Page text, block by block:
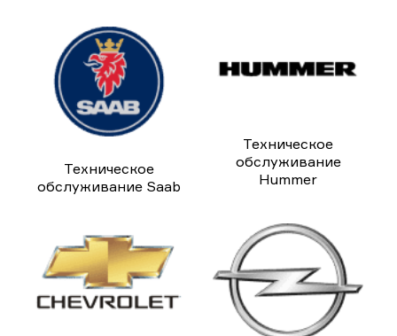
Техническое
обслуживание Saab
Техническое
обслуживание
Hummer